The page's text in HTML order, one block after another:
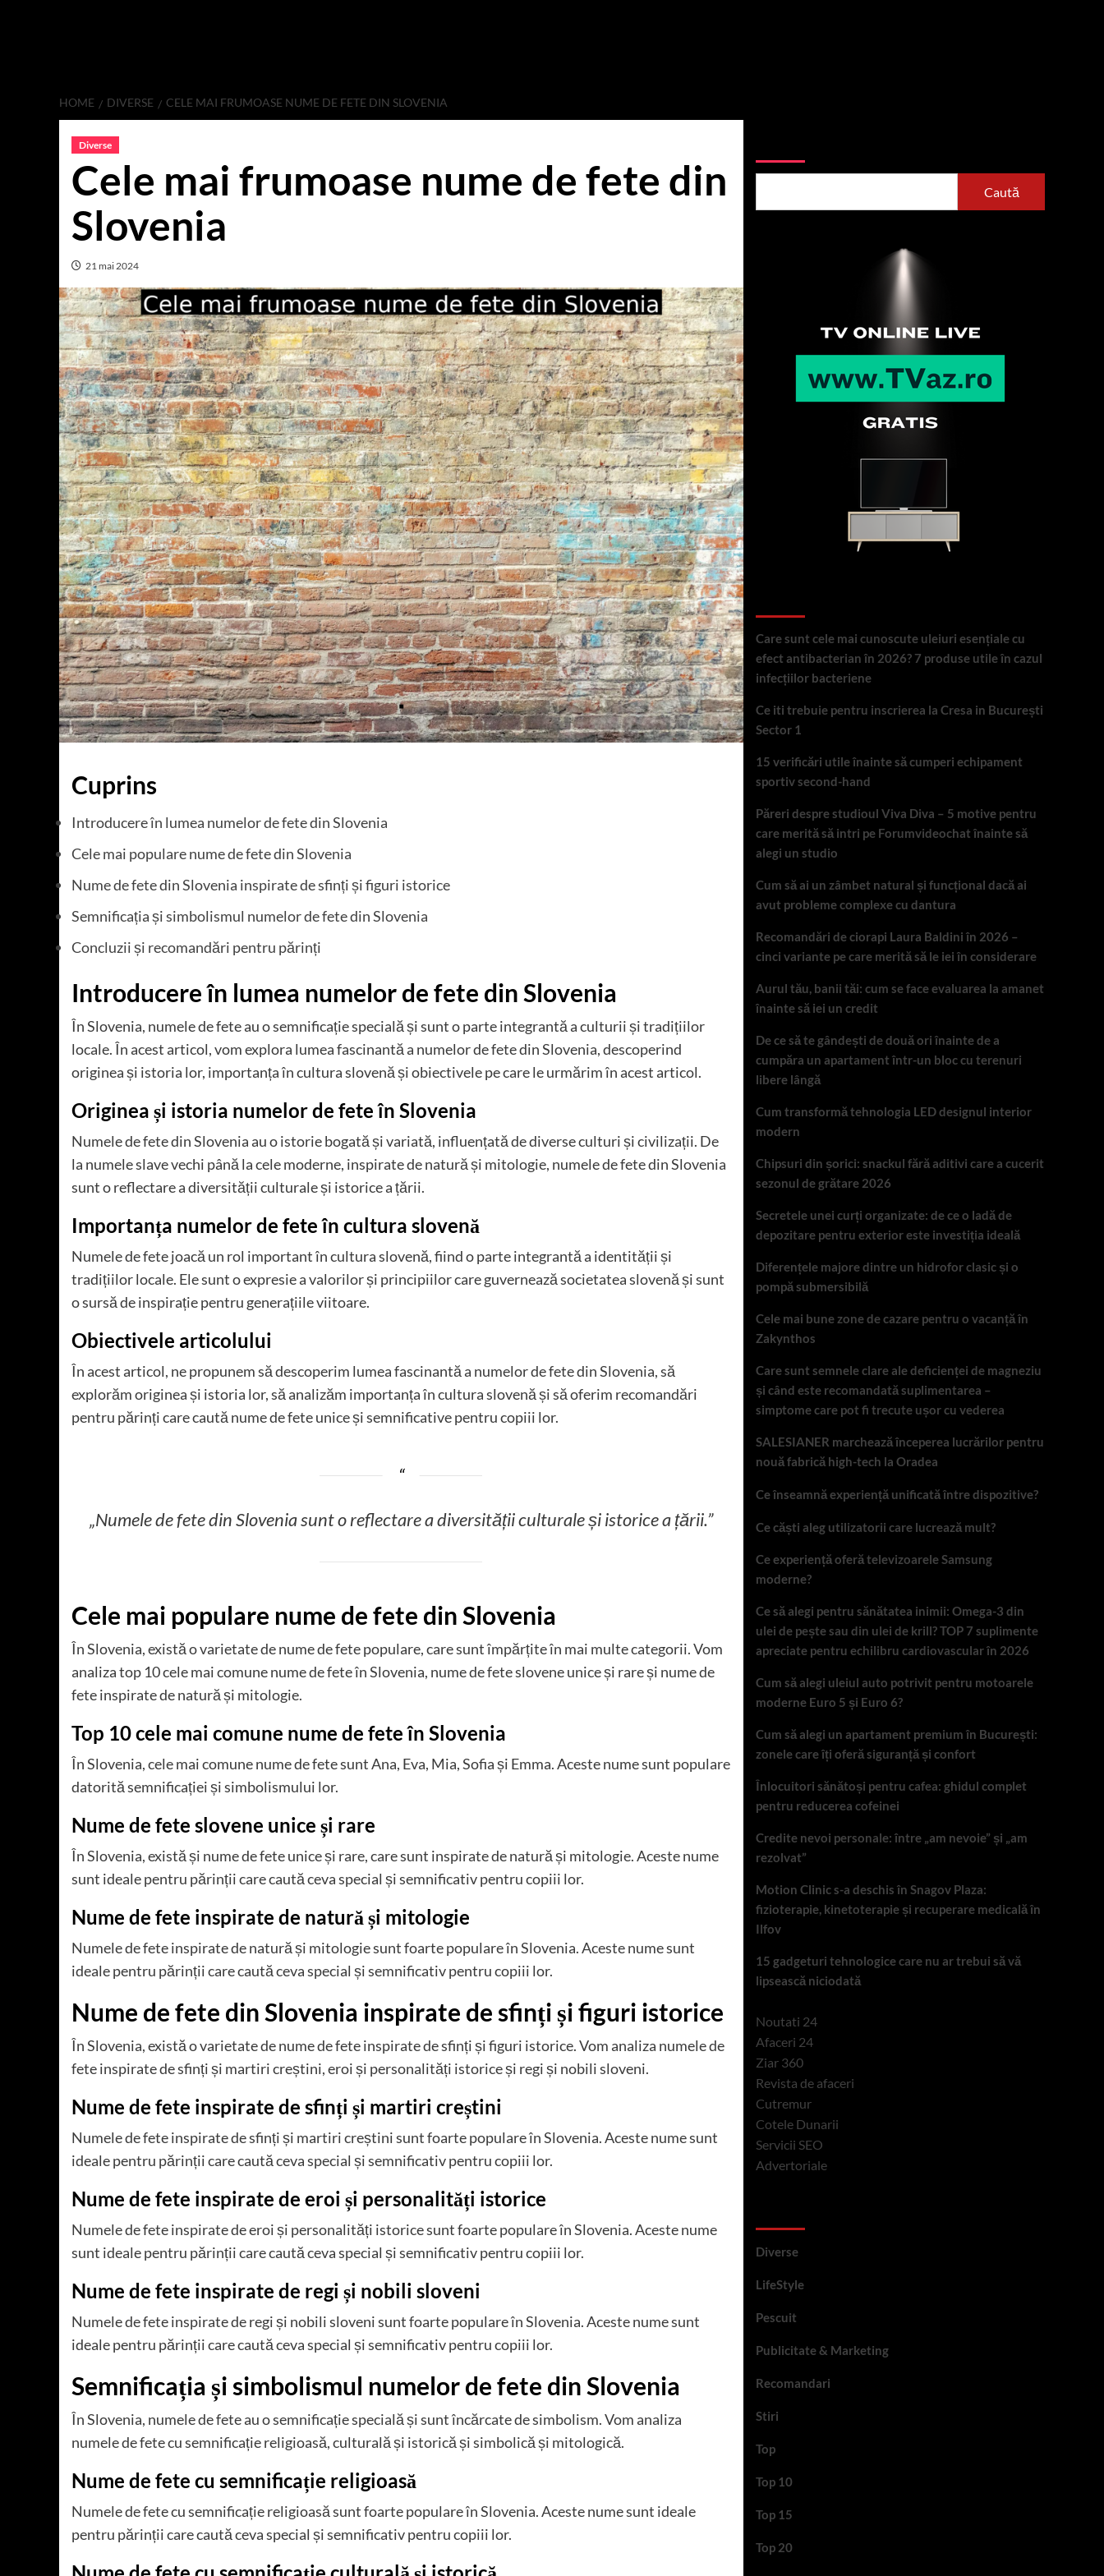
HOME DIVERSE CELE MAI FRUMOASE NUME DE FETE DIN SLOVENIA
Diverse
Cele mai frumoase nume de fete din
Slovenia
21 mai 2024
Cuprins
Introducere în lumea numelor de fete din Slovenia
Cele mai populare nume de fete din Slovenia
Nume de fete din Slovenia inspirate de sfinți și figuri istorice
Semnificația și simbolismul numelor de fete din Slovenia
Concluzii și recomandări pentru părinți
Introducere în lumea numelor de fete din Slovenia
În Slovenia, numele de fete au o semnificație specială și sunt o parte integrantă a culturii și tradițiilor
locale. În acest articol, vom explora lumea fascinantă a numelor de fete din Slovenia, descoperind
originea și istoria lor, importanța în cultura slovenă și obiectivele pe care le urmărim în acest articol.
Originea și istoria numelor de fete în Slovenia
Numele de fete din Slovenia au o istorie bogată și variată, influențată de diverse culturi și civilizații. De
la numele slave vechi până la cele moderne, inspirate de natură și mitologie, numele de fete din Slovenia
sunt o reflectare a diversității culturale și istorice a țării.
Importanța numelor de fete în cultura slovenă
Numele de fete joacă un rol important în cultura slovenă, fiind o parte integrantă a identității și
tradițiilor locale. Ele sunt o expresie a valorilor și principiilor care guvernează societatea slovenă și sunt
o sursă de inspirație pentru generațiile viitoare.
Obiectivele articolului
În acest articol, ne propunem să descoperim lumea fascinantă a numelor de fete din Slovenia, să
explorăm originea și istoria lor, să analizăm importanța în cultura slovenă și să oferim recomandări
pentru părinți care caută nume de fete unice și semnificative pentru copiii lor.
„Numele de fete din Slovenia sunt o reflectare a diversității culturale și istorice a țării.”
Cele mai populare nume de fete din Slovenia
În Slovenia, există o varietate de nume de fete populare, care sunt împărțite în mai multe categorii. Vom
analiza top 10 cele mai comune nume de fete în Slovenia, nume de fete slovene unice și rare și nume de
fete inspirate de natură și mitologie.
Top 10 cele mai comune nume de fete în Slovenia
În Slovenia, cele mai comune nume de fete sunt Ana, Eva, Mia, Sofia și Emma. Aceste nume sunt populare
datorită semnificației și simbolismului lor.
Nume de fete slovene unice și rare
În Slovenia, există și nume de fete unice și rare, care sunt inspirate de natură și mitologie. Aceste nume
sunt ideale pentru părinții care caută ceva special și semnificativ pentru copiii lor.
Nume de fete inspirate de natură și mitologie
Numele de fete inspirate de natură și mitologie sunt foarte populare în Slovenia. Aceste nume sunt
ideale pentru părinții care caută ceva special și semnificativ pentru copiii lor.
Nume de fete din Slovenia inspirate de sfinți și figuri istorice
În Slovenia, există o varietate de nume de fete inspirate de sfinți și figuri istorice. Vom analiza numele de
fete inspirate de sfinți și martiri creștini, eroi și personalități istorice și regi și nobili sloveni.
Nume de fete inspirate de sfinți și martiri creștini
Numele de fete inspirate de sfinți și martiri creștini sunt foarte populare în Slovenia. Aceste nume sunt
ideale pentru părinții care caută ceva special și semnificativ pentru copiii lor.
Nume de fete inspirate de eroi și personalități istorice
Numele de fete inspirate de eroi și personalități istorice sunt foarte populare în Slovenia. Aceste nume
sunt ideale pentru părinții care caută ceva special și semnificativ pentru copiii lor.
Nume de fete inspirate de regi și nobili sloveni
Numele de fete inspirate de regi și nobili sloveni sunt foarte populare în Slovenia. Aceste nume sunt
ideale pentru părinții care caută ceva special și semnificativ pentru copiii lor.
Semnificația și simbolismul numelor de fete din Slovenia
În Slovenia, numele de fete au o semnificație specială și sunt încărcate de simbolism. Vom analiza
numele de fete cu semnificație religioasă, culturală și istorică și simbolică și mitologică.
Nume de fete cu semnificație religioasă
Numele de fete cu semnificație religioasă sunt foarte populare în Slovenia. Aceste nume sunt ideale
pentru părinții care caută ceva special și semnificativ pentru copiii lor.
Caută
Care sunt cele mai cunoscute uleiuri esențiale cu
efect antibacterian în 2026? 7 produse utile în cazul
infecțiilor bacteriene
Ce iti trebuie pentru inscrierea la Cresa in București
Sector 1
15 verificări utile înainte să cumperi echipament
sportiv second-hand
Păreri despre studioul Viva Diva – 5 motive pentru
care merită să intri pe Forumvideochat înainte să
alegi un studio
Cum să ai un zâmbet natural și funcțional dacă ai
avut probleme complexe cu dantura
Recomandări de ciorapi Laura Baldini în 2026 –
cinci variante pe care merită să le iei în considerare
Aurul tău, banii tăi: cum se face evaluarea la amanet
înainte să iei un credit
De ce să te gândești de două ori înainte de a
cumpăra un apartament într-un bloc cu terenuri
libere lângă
Cum transformă tehnologia LED designul interior
modern
Chipsuri din șorici: snackul fără aditivi care a cucerit
sezonul de grătare 2026
Secretele unei curți organizate: de ce o ladă de
depozitare pentru exterior este investiția ideală
Diferențele majore dintre un hidrofor clasic și o
pompă submersibilă
Cele mai bune zone de cazare pentru o vacanță în
Zakynthos
Care sunt semnele clare ale deficienței de magneziu
și când este recomandată suplimentarea –
simptome care pot fi trecute ușor cu vederea
SALESIANER marchează începerea lucrărilor pentru
nouă fabrică high-tech la Oradea
Ce înseamnă experiență unificată între dispozitive?
Ce căști aleg utilizatorii care lucrează mult?
Ce experiență oferă televizoarele Samsung
moderne?
Ce să alegi pentru sănătatea inimii: Omega-3 din
ulei de pește sau din ulei de krill? TOP 7 suplimente
apreciate pentru echilibru cardiovascular în 2026
Cum să alegi uleiul auto potrivit pentru motoarele
moderne Euro 5 și Euro 6?
Cum să alegi un apartament premium în București:
zonele care îți oferă siguranță și confort
Înlocuitori sănătoși pentru cafea: ghidul complet
pentru reducerea cofeinei
Credite nevoi personale: între „am nevoie” și „am
rezolvat”
Motion Clinic s-a deschis în Snagov Plaza:
fizioterapie, kinetoterapie și recuperare medicală în
Ilfov
15 gadgeturi tehnologice care nu ar trebui să vă
lipsească niciodată
Noutati 24
Afaceri 24
Ziar 360
Revista de afaceri
Cutremur
Cotele Dunarii
Servicii SEO
Advertoriale
Diverse
LifeStyle
Pescuit
Publicitate & Marketing
Recomandari
Stiri
Top
Top 10
Top 15
Top 20